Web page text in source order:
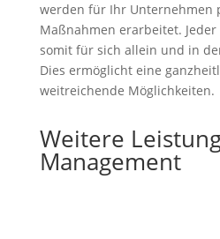
werden für Ihr Unternehmen
Maßnahmen erarbeitet.
somit für sich allein und in
Dies ermöglicht eine
weitreichende Möglichkeiten.
Weitere
Management